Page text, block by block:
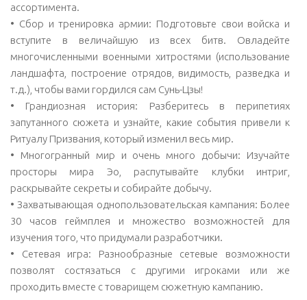
ассортимента.
• Сбор и тренировка армии: Подготовьте свои войска и
вступите в величайшую из всех битв. Овладейте
многочисленными военными хитростями (использование
ландшафта, построение отрядов, видимость, разведка и
т.д.), чтобы вами гордился сам Сунь-Цзы!
• Грандиозная история: Разберитесь в перипетиях
запутанного сюжета и узнайте, какие события привели к
Ритуалу Призвания, который изменил весь мир.
• Многогранный мир и очень много добычи: Изучайте
просторы мира Эо, распутывайте клубки интриг,
раскрывайте секреты и собирайте добычу.
• Захватывающая однопользовательская кампания: Более
30 часов геймплея и множество возможностей для
изучения того, что придумали разработчики.
• Сетевая игра: Разнообразные сетевые возможности
позволят состязаться с другими игроками или же
проходить вместе с товарищем сюжетную кампанию.